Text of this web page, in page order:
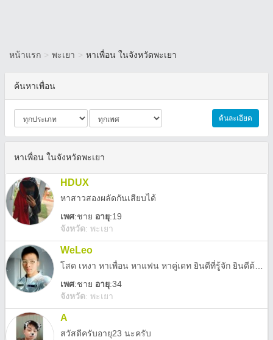
หน้าแรก > พะเยา > หาเพื่อน ในจังหวัดพะเยา
ค้นหาเพื่อน
ค้นละเอียด
หาเพื่อน ในจังหวัดพะเยา
HDUX
หาสาวสองผลัดกันเสียบได้
เพศ:ชาย อายุ:19
จังหวัด: พะเยา
WeLeo
เพศ:ชาย อายุ:34
จังหวัด: พะเยา
A
สวัสดีครับอายุ23 นะครับ